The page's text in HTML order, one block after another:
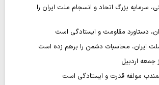
سرمایه بزرگ اتحاد و انسجام ملت ایران را
دستاورد مقاومت و ایستادگی است
ایران، محاسبات دشمن را برهم زده است
جمعه اردبیل
مولفه قدرت و ایستادگی است